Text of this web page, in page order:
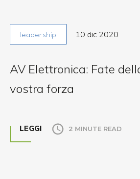
leadership 10 dic 2020
AV Elettronica: Fate
vostra forza
LEGGI 2 MINUTE READ